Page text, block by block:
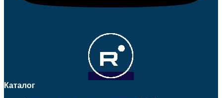
Каталог